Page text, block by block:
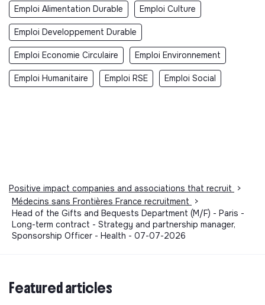
Emploi Alimentation Durable Emploi Culture
Emploi Developpement Durable
Emploi Economie Circulaire Emploi Environnement
Emploi Humanitaire Emploi RSE Emploi Social
Positive impact companies and associations that recruit
>
Médecins sans Frontières France recruitment
>
Head of the Gifts and Bequests Department (M/F) - Paris -
Long-term contract - Strategy and partnership manager,
Sponsorship Officer - Health - 07-07-2026
Featured articles